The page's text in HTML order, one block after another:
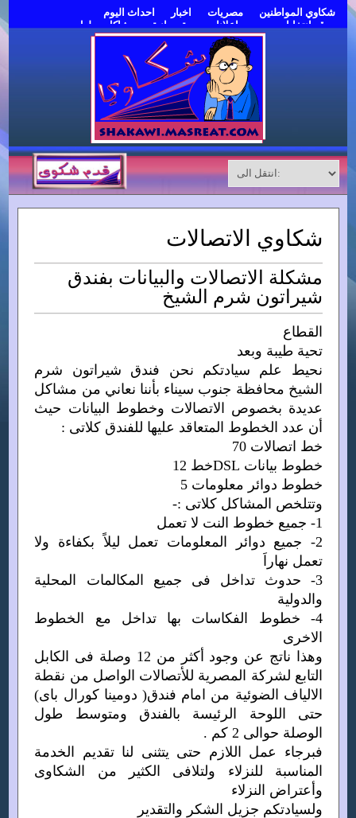
شكاوي المواطنين مصريات اخبار
احداث اليوم
موقع انتخابات مصر
اعلانات مبوبة مجانية
مشاكل وحلول
شكاوي الاتصالات
مشكلة الاتصالات والبيانات بفندق
شيراتون شرم الشيخ
القطاع
تحية طيبة وبعد
نحيط علم سيادتكم نحن فندق شيراتون شرم
الشيخ محافظة جنوب سيناء بأننا نعاني من مشاكل
عديدة بخصوص الاتصالات وخطوط البيانات حيث
أن عدد الخطوط المتعاقد عليها للفندق كلاتى :
خط اتصالات 70
خطوط بيانات DSLخط 12
خطوط دوائر معلومات 5
وتتلخص المشاكل كلاتى :-
1- جميع خطوط النت لا تعمل
2- جميع دوائر المعلومات تعمل ليلاً بكفاءة ولا
تعمل نهاراَ
3- حدوث تداخل فى جميع المكالمات المحلية
والدولية
4- خطوط الفكاسات بها تداخل مع الخطوط
الاخرى
وهذا ناتج عن وجود أكثر من 12 وصلة فى الكابل
التابع لشركة المصرية للأتصالات الواصل من نقطة
الالياف الضوئية من امام فندق( دومينا كورال باى)
حتى اللوحة الرئيسة بالفندق ومتوسط طول
الوصلة حوالى 2 كم .
فبرجاء عمل اللازم حتى يتثنى لنا تقديم الخدمة
المناسبة للنزلاء ولتلافى الكثير من الشكاوى
وأعتراض النزلاء
ولسيادتكم جزيل الشكر والتقدير